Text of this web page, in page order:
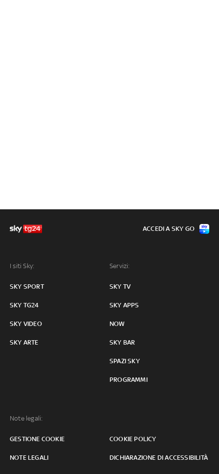
I siti Sky:
SKY SPORT
SKY TG24
SKY VIDEO
SKY ARTE
Servizi:
SKY TV
SKY APPS
NOW
SKY BAR
SPAZI SKY
PROGRAMMI
Note legali:
GESTIONE COOKIE COOKIE POLICY
NOTE LEGALI DICHIARAZIONE DI ACCESSIBILITÀ
ACCEDI A SKY GO